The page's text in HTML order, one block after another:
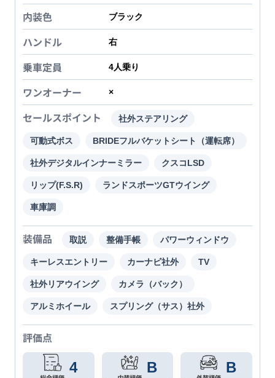
内装色 ブラック
ハンドル 右
乗車定員 4人乗り
ワンオーナー ×
セールスポイント 社外ステアリング
可動式ボス BRIDEフルバケットシート（運転席）
社外デジタルインナーミラー クスコLSD
リップ(F.S.R) ランドスポーツGTウイング
車庫調
装備品 取説 整備手帳 パワーウィンドウ
キーレスエントリー カーナビ社外 TV
社外リアウイング カメラ（バック）
アルミホイール スプリング（サス）社外
評価点
4 B B